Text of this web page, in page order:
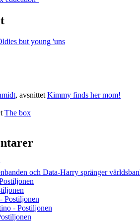
but young 'uns
, avsnittet Kimmy finds her mom!
The box
och Data-Harry spränger
Postiljonen
- Postiljonen